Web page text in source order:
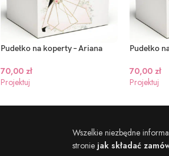
Pudełko na koperty – Ariana
70,00 zł
Projektuj
Pudełko
70,00 zł
Projektuj
Wszelkie niezbędne
stronie jak składać